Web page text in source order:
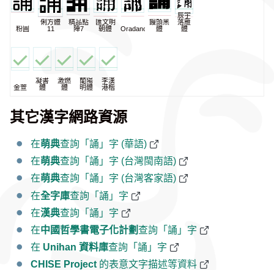
粉圓
俐方體
11
精品點
陣7
匯文明
朝體
Oradano
饅頭黑
體
辰宇
落雁
體
金萱
凝書
體
激燃
體
蘭陽
明體
李漢
港楷
其它漢字網路資源
在萌典查詢「誦」字 (華語)
在萌典查詢「誦」字 (台灣閩南語)
在萌典查詢「誦」字 (台灣客家語)
在全字庫查詢「誦」字
在漢典查詢「誦」字
在中國哲學書電子化計劃查詢「誦」字
在 Unihan 資料庫查詢「誦」字
CHISE Project 的表意文字描述等資料